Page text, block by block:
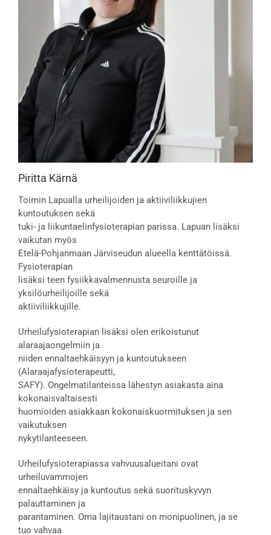
Piritta Kärnä
Toimin Lapualla urheilijoiden ja aktiiviliikkujien
kuntoutuksen sekä
tuki- ja liikuntaelinfysioterapian parissa. Lapuan lisäksi
vaikutan myös
Etelä-Pohjanmaan Järviseudun alueella kenttätöissä.
Fysioterapian
lisäksi teen fysiikkavalmennusta seuroille ja
yksilöurheilijoille sekä
aktiiviliikkujille.
Urheilufysioterapian lisäksi olen erikoistunut
alaraajaongelmiin ja
niiden ennaltaehkäisyyn ja kuntoutukseen
(Alaraajafysioterapeutti,
SAFY). Ongelmatilanteissa lähestyn asiakasta aina
kokonaisvaltaisesti
huomioiden asiakkaan kokonaiskuormituksen ja sen
vaikutuksen
nykytilanteeseen.
Urheilufysioterapiassa vahvuusalueitani ovat
urheiluvammojen
ennaltaehkäisy ja kuntoutus sekä suorituskyvyn
palauttaminen ja
parantaminen. Oma lajitaustani on monipuolinen, ja se
tuo vahvaa